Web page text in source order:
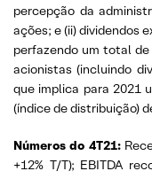
percepção da
ações; e (ii) dividendos
perfazendo um total
acionistas (incluindo
que implica para 2021
(índice de distribuição)
Números do 4T21:
+12% T/T); EBITDA